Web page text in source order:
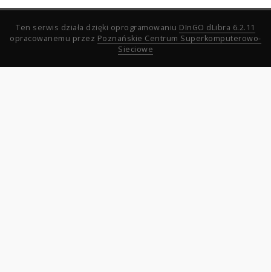
Ten serwis działa dzięki oprogramowaniu DInGO dLibra 6.2.11
opracowanemu przez Poznańskie Centrum Superkomputerowo-
Sieciowe